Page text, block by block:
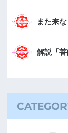
また来
解説「